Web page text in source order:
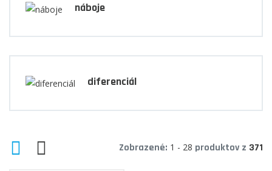
náboje
diferenciál
Zobrazené: 1 - 28 produktov z 371